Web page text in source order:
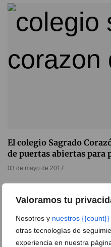
Valoramos tu
Nosotros y nuestros {{count}}
otras tecnologías de
experiencia en nuestra
El colegio Sagrado
de puertas abiertas para
03 de mayo de 2017
Ver promociones